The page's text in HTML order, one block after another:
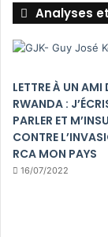
Analyses
LETTRE À UN AMI
RWANDA :
PARLER ET
CONTRE
RCA MON PAYS
16/07/2022